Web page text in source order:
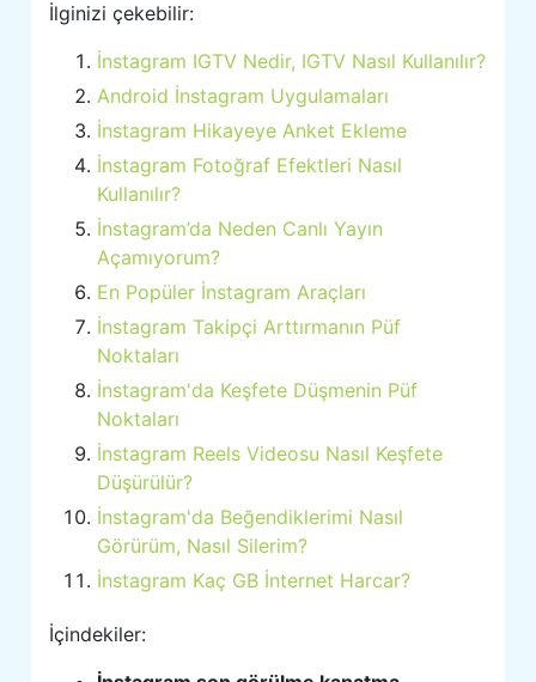
İlginizi çekebilir:
İnstagram IGTV Nedir, IGTV Nasıl Kullanılır?
Android İnstagram Uygulamaları
İnstagram Hikayeye Anket Ekleme
İnstagram Fotoğraf Efektleri Nasıl
Kullanılır?
İnstagram’da Neden Canlı Yayın
Açamıyorum?
En Popüler İnstagram Araçları
İnstagram Takipçi Arttırmanın Püf
Noktaları
İnstagram'da Keşfete Düşmenin Püf
Noktaları
İnstagram Reels Videosu Nasıl Keşfete
Düşürülür?
İnstagram'da Beğendiklerimi Nasıl
Görürüm, Nasıl Silerim?
İnstagram Kaç GB İnternet Harcar?
İçindekiler: